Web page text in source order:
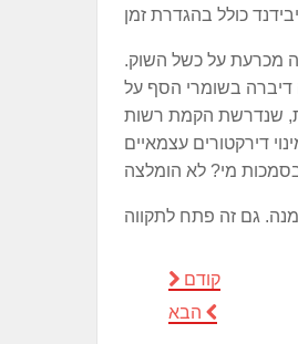
מכרעת על כשל השוק.
דיברה בשומרי הסף על
שנדרשת הקמת רשות
דירקטורים עצמאיים
קודם
הבא